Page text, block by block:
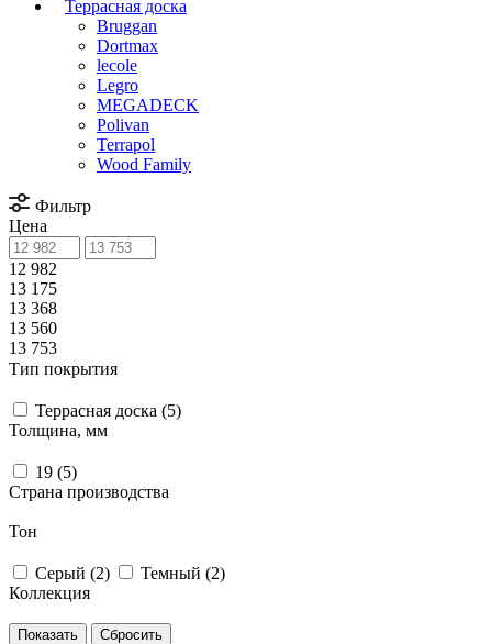
Террасная доска
Bruggan
Dortmax
lecole
Legro
MEGADECK
Polivan
Terrapol
Wood Family
Фильтр
Цена
12 982
13 175
13 368
13 560
13 753
Тип покрытия
Террасная доска (5)
Толщина, мм
19 (5)
Страна производства
Тон
Серый (2) Темный (2)
Коллекция
Сбросить